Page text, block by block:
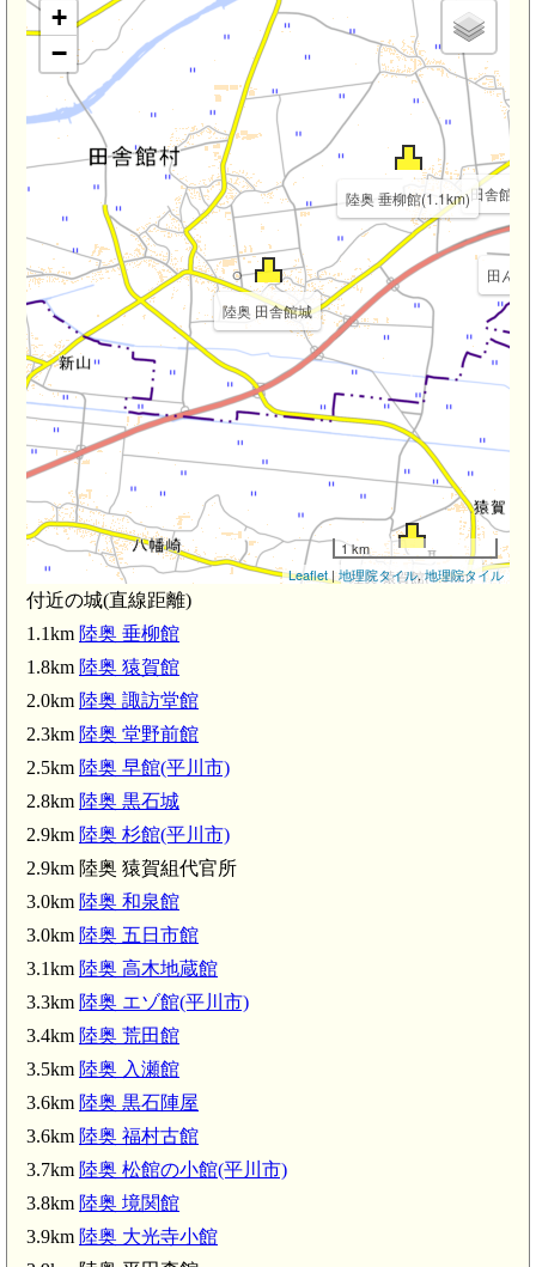
田舎館駅
田んぼ
陸奥 田舎館城
陸奥 垂柳館(1.1km)
陸奥 猿賀館(1.8km)
杉館(平川市)(2.9km)
陸奥 五日市館(3.0km)
奥 エゾ館(平川市)(3.3km)
市)(3.7km)
(平川市)(4.0km)
陸奥 大光寺古館(4.1km)
+
−
1 km
Leaflet| 地理院タイル,地理院タイル
付近の城(直線距離)
1.1km 陸奥 垂柳館
1.8km 陸奥 猿賀館
2.0km 陸奥 諏訪堂館
2.3km 陸奥 堂野前館
2.5km 陸奥 早館(平川市)
2.8km 陸奥 黒石城
2.9km 陸奥 杉館(平川市)
2.9km 陸奥 猿賀組代官所
3.0km 陸奥 和泉館
3.0km 陸奥 五日市館
3.1km 陸奥 高木地蔵館
3.3km 陸奥 エゾ館(平川市)
3.4km 陸奥 荒田館
3.5km 陸奥 入瀬館
3.6km 陸奥 黒石陣屋
3.6km 陸奥 福村古館
3.7km 陸奥 松館の小館(平川市)
3.8km 陸奥 境関館
3.9km 陸奥 大光寺小館